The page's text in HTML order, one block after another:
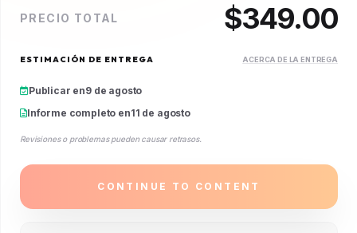
PRECIO TOTAL $349.00
ESTIMACIÓN DE ENTREGA ACERCA DE LA ENTREGA
Publicar en9 de agosto
Informe completo en11 de agosto
Revisiones o problemas pueden causar retrasos.
CONTINUE TO CONTENT